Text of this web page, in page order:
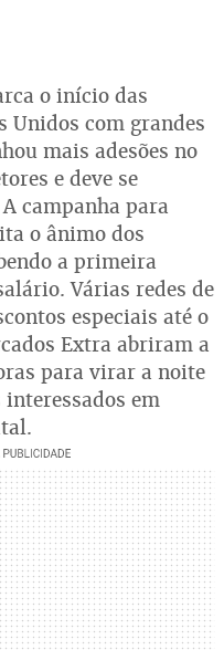
o início das
Unidos com grandes
mais adesões no
e deve se
campanha para
o ânimo dos
a primeira
Várias redes de
especiais até o
Extra abriram a
para virar a noite
em